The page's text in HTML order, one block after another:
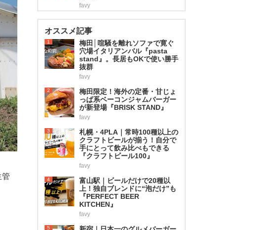
管
favy
オススメ記事
1
梅田│喧騒を離れソファで寛ぐ
穴場イタリアンバル『pasta
stand』。長居もOKで使い勝手
抜群
favy
2
梅田限定！海外の定番・甘じょ
っぱ系ベーコンジャムバーガー
が新登場『BRISK STAND』
favy
3
札幌・4PLA｜常時100種以上の
クラフトビールが揃う！自分で
手にとって飲み比べもできる
『クラフトビール100』
favy
4
富山駅｜ビールだけで20種以
上！独自ブレンドに“泡だけ”も
『PERFECT BEER
KITCHEN』
favy
5